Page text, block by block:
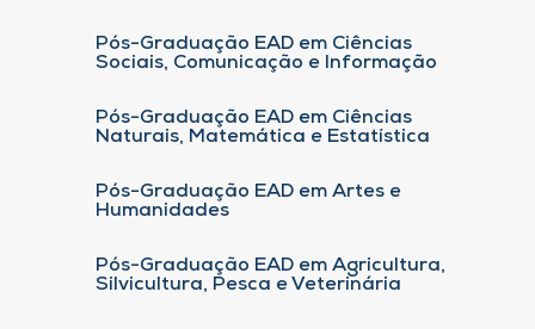
Pós-Graduação EAD em Ciências
Sociais, Comunicação e Informação
Pós-Graduação EAD em Ciências
Naturais, Matemática e Estatística
Pós-Graduação EAD em Artes e
Humanidades
Pós-Graduação EAD em Agricultura,
Silvicultura, Pesca e Veterinária